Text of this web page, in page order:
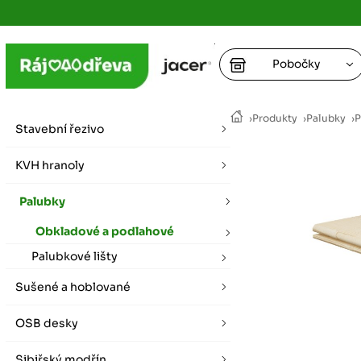
›Produkty ›Palubky ›
Stavební řezivo
KVH hranoly
Palubky
Obkladové a podlahové
Palubkové lišty
Sušené a hoblované
OSB desky
Pobočky
+
+
vybírat zde
Praha
vybírat zde